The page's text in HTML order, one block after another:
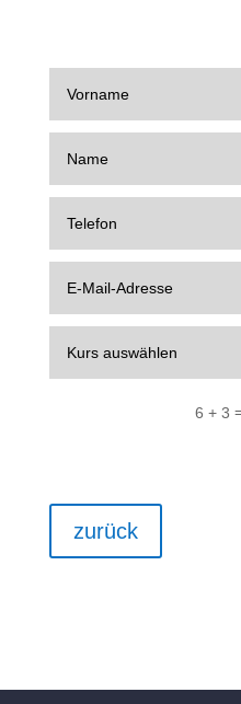
6 + 3
zurück